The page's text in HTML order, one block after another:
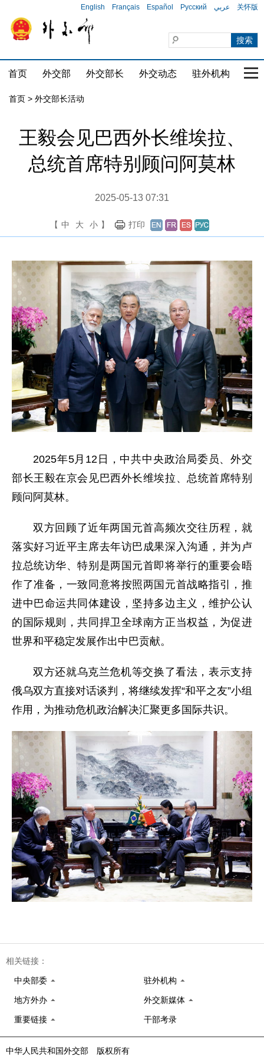
English Français Español Русский عربي 关怀版
首页 外交部 外交部长 外交动态 驻外机构 国
首页 > 外交部长活动
王毅会见巴西外长维埃拉、
总统首席特别顾问阿莫林
2025-05-13 07:31
【 中 大 小 】 打印
2025年5月12日，中共中央政治局委员、外交
部长王毅在京会见巴西外长维埃拉、总统首席特别
顾问阿莫林。
双方回顾了近年两国元首高频次交往历程，就
落实好习近平主席去年访巴成果深入沟通，并为卢
拉总统访华、特别是两国元首即将举行的重要会晤
作了准备，一致同意将按照两国元首战略指引，推
进中巴命运共同体建设，坚持多边主义，维护公认
的国际规则，共同捍卫全球南方正当权益，为促进
世界和平稳定发展作出中巴贡献。
双方还就乌克兰危机等交换了看法，表示支持
俄乌双方直接对话谈判，将继续发挥“和平之友”小组
作用，为推动危机政治解决汇聚更多国际共识。
相关链接：
中央部委 驻外机构
地方外办 外交新媒体
重要链接 干部考录
中华人民共和国外交部 版权所有